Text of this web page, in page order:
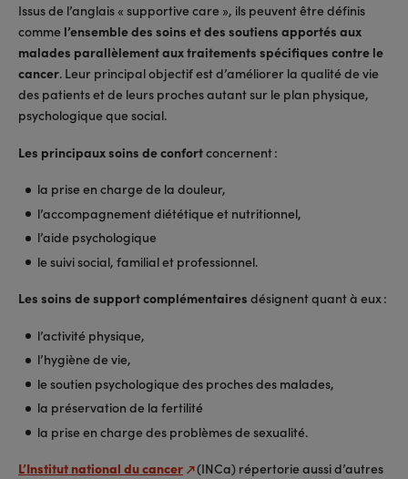
Issus de l’anglais « supportive care », ils peuvent être définis
comme l’ensemble des soins et des soutiens apportés aux
malades parallèlement aux traitements spécifiques contre le
cancer. Leur principal objectif est d’améliorer la qualité de vie
des patients et de leurs proches autant sur le plan physique,
psychologique que social.
Les principaux soins de confortconcernent :
la prise en charge de la douleur,
l’accompagnement diététique et nutritionnel,
l’aide psychologique
le suivi social, familial et professionnel.
Les soins de support complémentaires désignent quant à eux :
l’activité physique,
l’hygiène de vie,
le soutien psychologique des proches des malades,
la préservation de la fertilité
la prise en charge des problèmes de sexualité.
L’Institut national du cancer (INCa) répertorie aussi d’autres